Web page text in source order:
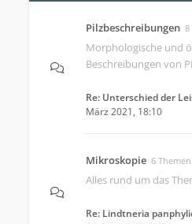
Pilzbeschreibungen 8
Morphologische und
Beschreibungen von
Re: Unterschied der
März 2021, 18:10
Mikroskopie 6
Alles rund um das
Re: Lindtneria